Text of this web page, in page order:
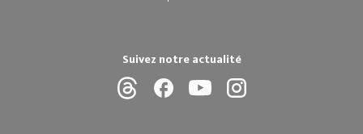
Suivez notre actualité